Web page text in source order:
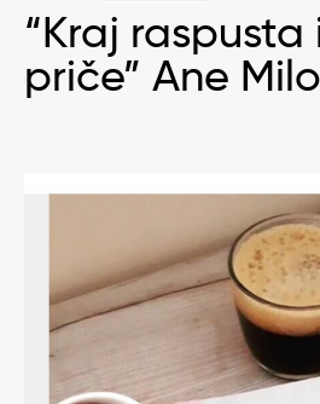
“Kraj raspusta
priče” Ane